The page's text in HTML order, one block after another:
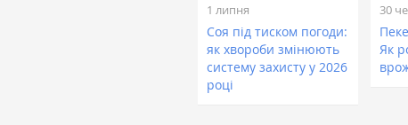
1 липня
Соя під тиском погоди:
як хвороби змінюють
систему захисту у 2026
році
30
Як